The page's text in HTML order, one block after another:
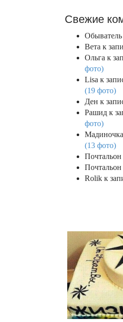
Свежие
Обыватель
Вета к
Ольга к
фото)
Lisa к
(19 фото)
Ден к
Рашид к
фото)
Мадиночка
(13 фото)
Rolik к